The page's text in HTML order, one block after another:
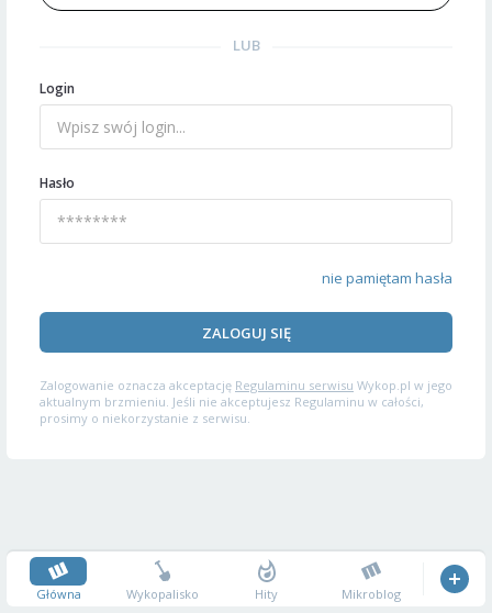
LUB
Login
Hasło
nie pamiętam hasła
ZALOGUJ SIĘ
Zalogowanie oznacza akceptację Regulaminu serwisu Wykop.pl w jego
aktualnym brzmieniu. Jeśli nie akceptujesz Regulaminu w całości,
prosimy o niekorzystanie z serwisu.
Główna Wykopalisko Hity Mikroblog